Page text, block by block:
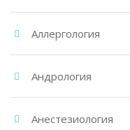
Аллергология
Андрология
Анестезиология